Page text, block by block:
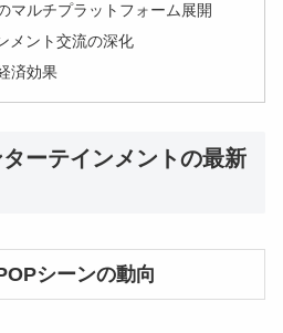
マルチプラットフォーム展開
メント交流の深化
済効果
ーテインメントの最新
シーンの動向